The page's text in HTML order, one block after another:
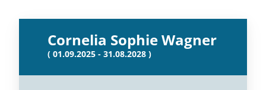
Cornelia Sophie Wagner
( 01.09.2025 - 31.08.2028 )